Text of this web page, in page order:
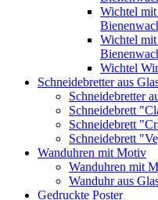
Wichtel
Wichtel mit
Wichtel
Schneidebretter aus
Schneidebretter
Schneidebrett
Schneidebrett
Schneidebrett
Wanduhren mit Motiv
Wanduhren mit
Wanduhr aus
Gedruckte Poster